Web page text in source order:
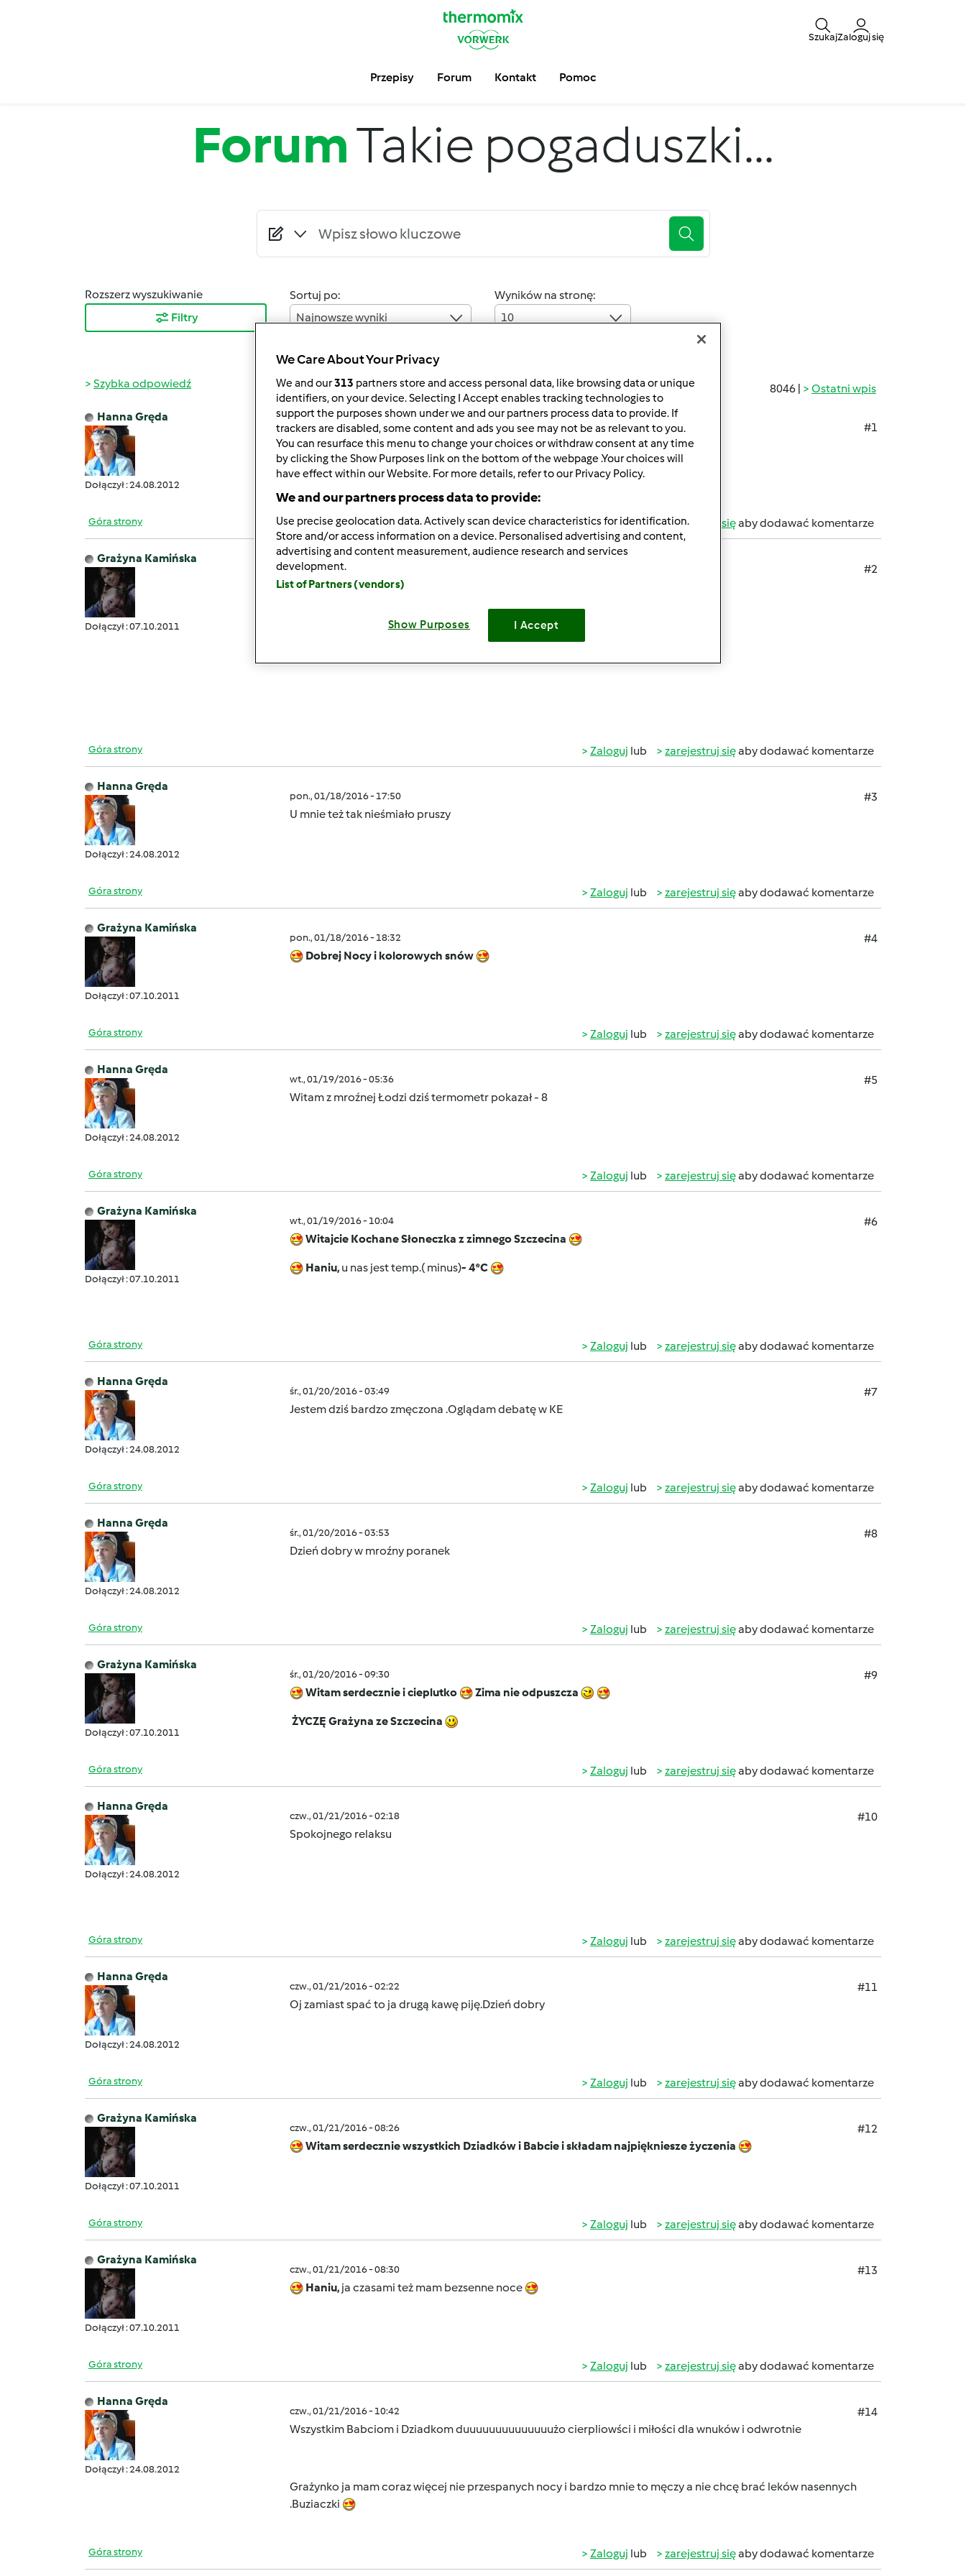
SzukajZaloguj się
Przepisy Forum Kontakt Pomoc
ForumTakie pogaduszki...
Rozszerz wyszukiwanie
Filtry
Sortuj po:
Najnowsze wyniki
Wyników na stronę:
10
8046 | Ostatni wpis
Szybka odpowiedź
Hanna Gręda
Dołączył : 24.08.2012
pon., 01/18/2016 - 02:56
#1
Jestem na
osterunku : Witam
Góra strony Zalogujlub zarejestruj sięaby dodawać komentarze
Grażyna Kamińska
Dołączył : 07.10.2011
pon., 01/18/2016 - 09:50
#2
Witam z Białego Szczecina
Haniu, delektuję się pysznym torcikiem i popijam kawusią
Góra strony Zaloguj lub zarejestruj sięaby dodawać komentarze
Hanna Gręda
Dołączył : 24.08.2012
pon., 01/18/2016 - 17:50
#3
U mnie też tak nieśmiało pruszy
Góra strony Zaloguj lub zarejestruj sięaby dodawać komentarze
Grażyna Kamińska
Dołączył : 07.10.2011
pon., 01/18/2016 - 18:32
#4
Dobrej Nocy i kolorowych snów
Góra strony Zaloguj lub zarejestruj sięaby dodawać komentarze
Hanna Gręda
Dołączył : 24.08.2012
wt., 01/19/2016 - 05:36
#5
Witam z mroźnej Łodzi dziś termometr pokazał - 8
Góra strony Zaloguj lub zarejestruj sięaby dodawać komentarze
Grażyna Kamińska
Dołączył : 07.10.2011
wt., 01/19/2016 - 10:04
#6
Witajcie Kochane Słoneczka z zimnego Szczecina
Haniu, u nas jest temp.( minus)- 4*C
Góra strony Zaloguj lub zarejestruj sięaby dodawać komentarze
Hanna Gręda
Dołączył : 24.08.2012
śr., 01/20/2016 - 03:49
#7
Jestem dziś bardzo zmęczona .Oglądam debatę w KE
Góra strony Zaloguj lub zarejestruj sięaby dodawać komentarze
Hanna Gręda
Dołączył : 24.08.2012
śr., 01/20/2016 - 03:53
#8
Dzień dobry w mroźny poranek
Góra strony Zaloguj lub zarejestruj sięaby dodawać komentarze
Grażyna Kamińska
Dołączył : 07.10.2011
śr., 01/20/2016 - 09:30
#9
Witam serdecznie i cieplutko
Zima nie odpuszcza
ŻYCZĘ Grażyna ze Szczecina
Góra strony Zaloguj lub zarejestruj sięaby dodawać komentarze
Hanna Gręda
Dołączył : 24.08.2012
czw., 01/21/2016 - 02:18
#10
Spokojnego relaksu
Góra strony Zaloguj lub zarejestruj sięaby dodawać komentarze
Hanna Gręda
Dołączył : 24.08.2012
czw., 01/21/2016 - 02:22
#11
Oj zamiast spać to ja drugą kawę piję.Dzień dobry
Góra strony Zaloguj lub zarejestruj sięaby dodawać komentarze
Grażyna Kamińska
Dołączył : 07.10.2011
czw., 01/21/2016 - 08:26
#12
Witam serdecznie wszystkich Dziadków i Babcie i składam najpiękniesze życzenia
Góra strony Zaloguj lub zarejestruj sięaby dodawać komentarze
Grażyna Kamińska
Dołączył : 07.10.2011
czw., 01/21/2016 - 08:30
#13
Haniu, ja czasami też mam bezsenne noce
Góra strony Zaloguj lub zarejestruj sięaby dodawać komentarze
Hanna Gręda
Dołączył : 24.08.2012
czw., 01/21/2016 - 10:42
#14
Wszystkim Babciom i Dziadkom duuuuuuuuuuuuuużo cierpliowści i miłości dla wnuków i odwrotnie
Grażynko ja mam coraz więcej nie przespanych nocy i bardzo mnie to męczy a nie chcę brać leków nasennych
.Buziaczki
Góra strony Zaloguj lub zarejestruj sięaby dodawać komentarze
We Care About Your Privacy
We and our313 partners store and access personal data, like browsing data or unique
identifiers, on your device. Selecting I Accept enables tracking technologies to
support the purposes shown under we and our partners process data to provide. If
trackers are disabled, some content and ads you see may not be as relevant to you.
You can resurface this menu to change your choices or withdraw consent at any time
by clicking the Show Purposes link on the bottom of the webpage .Your choices will
have effect within our Website. For more details, refer to our Privacy Policy.
We and our partners process data to provide:
Use precise geolocation data. Actively scan device characteristics for identification.
Store and/or access information on a device. Personalised advertising and content,
advertising and content measurement, audience research and services
development.
List of Partners (vendors)
Show Purposes I Accept